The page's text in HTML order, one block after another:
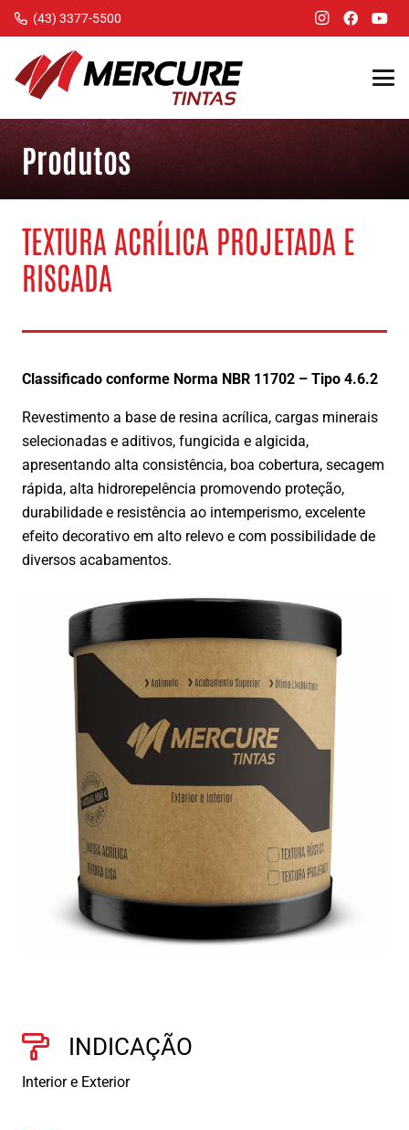
(43) 3377-5500
Produtos
TEXTURA ACRÍLICA PROJETADA E
RISCADA
Classificado conforme Norma NBR 11702 – Tipo 4.6.2
Revestimento a base de resina acrílica, cargas minerais
selecionadas e aditivos, fungicida e algicida,
apresentando alta consistência, boa cobertura, secagem
rápida, alta hidrorepelência promovendo proteção,
durabilidade e resistência ao intemperismo, excelente
efeito decorativo em alto relevo e com possibilidade de
diversos acabamentos.
INDICAÇÃO
Interior e Exterior